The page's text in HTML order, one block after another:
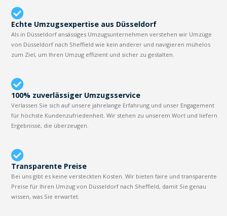
Echte Umzugsexpertise aus Düsseldorf
Als in Düsseldorf ansässiges Umzugsunternehmen verstehen wir Umzüge
von Düsseldorf nach Sheffield wie kein anderer und navigieren mühelos
zum Ziel, um Ihren Umzug effizient und sicher zu gestalten.
100% zuverlässiger Umzugsservice
Verlassen Sie sich auf unsere jahrelange Erfahrung und unser Engagement
für höchste Kundenzufriedenheit. Wir stehen zu unserem Wort und liefern
Ergebnisse, die überzeugen.
Transparente Preise
Bei uns gibt es keine versteckten Kosten. Wir bieten faire und transparente
Preise für Ihren Umzug von Düsseldorf nach Sheffield, damit Sie genau
wissen, was Sie erwartet.